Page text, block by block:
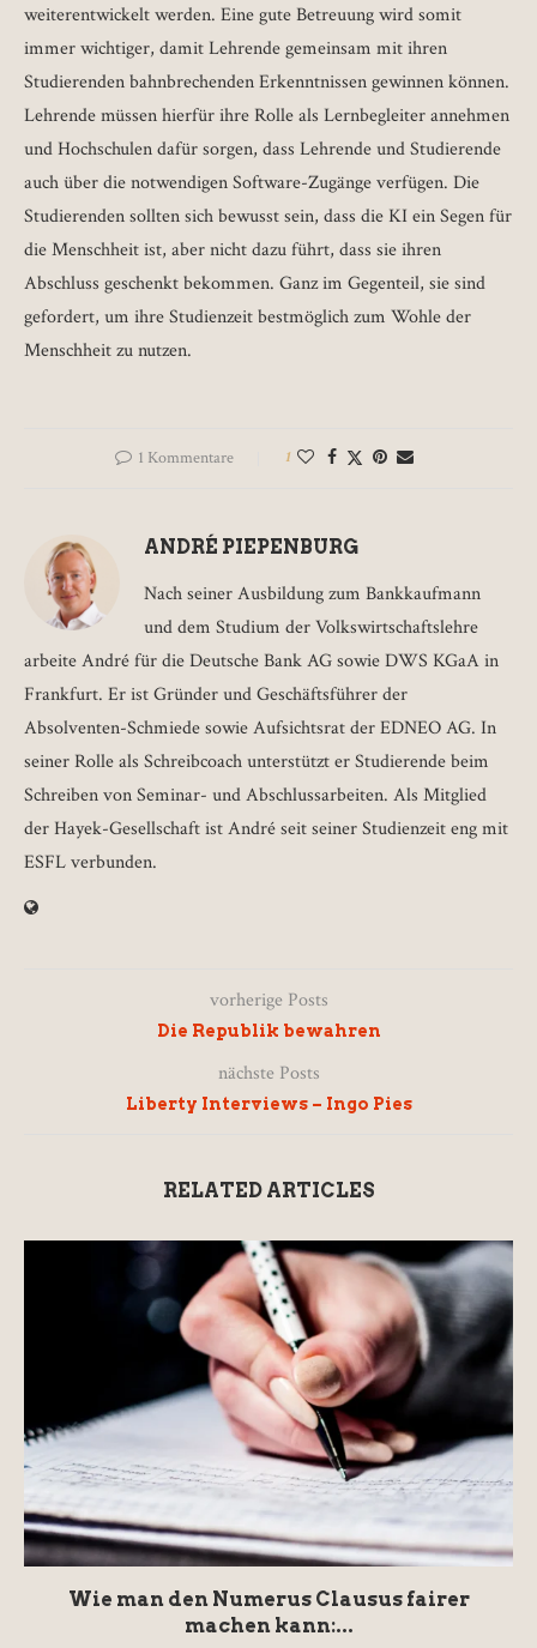
weiterentwickelt werden. Eine gute Betreuung wird somit
immer wichtiger, damit Lehrende gemeinsam mit ihren
Studierenden bahnbrechenden Erkenntnissen gewinnen können.
Lehrende müssen hierfür ihre Rolle als Lernbegleiter annehmen
und Hochschulen dafür sorgen, dass Lehrende und Studierende
auch über die notwendigen Software-Zugänge verfügen. Die
Studierenden sollten sich bewusst sein, dass die KI ein Segen für
die Menschheit ist, aber nicht dazu führt, dass sie ihren
Abschluss geschenkt bekommen. Ganz im Gegenteil, sie sind
gefordert, um ihre Studienzeit bestmöglich zum Wohle der
Menschheit zu nutzen.
1 Kommentare 1
ANDRÉ PIEPENBURG
Nach seiner Ausbildung zum Bankkaufmann
und dem Studium der Volkswirtschaftslehre
arbeite André für die Deutsche Bank AG sowie DWS KGaA in
Frankfurt. Er ist Gründer und Geschäftsführer der
Absolventen-Schmiede sowie Aufsichtsrat der EDNEO AG. In
seiner Rolle als Schreibcoach unterstützt er Studierende beim
Schreiben von Seminar- und Abschlussarbeiten. Als Mitglied
der Hayek-Gesellschaft ist André seit seiner Studienzeit eng mit
ESFL verbunden.
vorherige Posts
Die Republik bewahren
nächste Posts
Liberty Interviews – Ingo Pies
RELATED ARTICLES
Wie man den Numerus Clausus fairer
machen kann:...